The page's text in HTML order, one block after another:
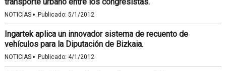
NOTICIAS · Publicado: 5/1/2012
Ingartek aplica un innovador sistema de recuento de
vehículos para la Diputación de Bizkaia.
NOTICIAS · Publicado: 4/1/2012